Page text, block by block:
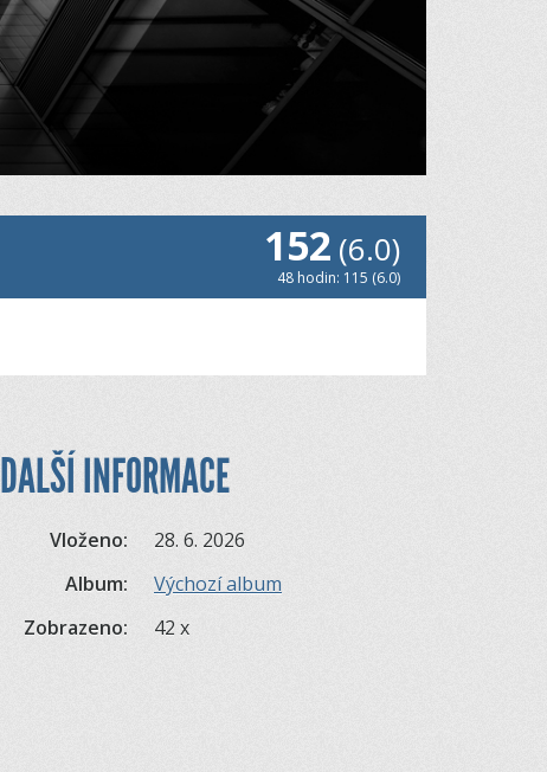
152 (6.0)
48 hodin: 115 (6.0)
DALŠÍ INFORMACE
Vloženo:
28. 6. 2026
Album:
Výchozí album
Zobrazeno:
42 x